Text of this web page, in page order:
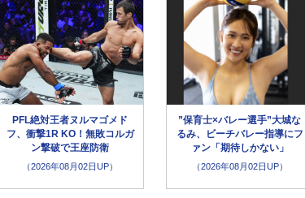
PFL絶対王者ヌルマゴメド
フ、衝撃1R KO！無敗コルガ
ン撃破で王座防衛
（2026年08月02日UP）
”保育士×バレー選手”大城な
るみ、ビーチバレー指導にフ
ァン「期待しかない」
（2026年08月02日UP）